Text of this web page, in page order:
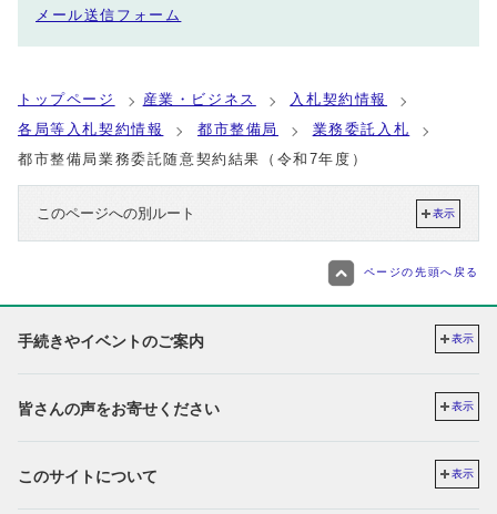
メール送信フォーム
トップページ 産業・ビジネス
入札契約情報
各局等入札契約情報
都市整備局
業務委託入札
都市整備局業務委託随意契約結果（令和7年度）
このページへの別ルート 表示
ページの先頭へ戻る
手続きやイベントのご案内 表示
皆さんの声をお寄せください 表示
このサイトについて 表示